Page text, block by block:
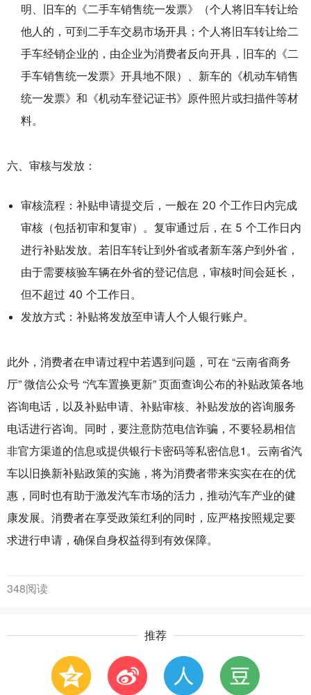
明、旧车的《二手车销售统一发票》（个人将旧车转让给
他人的，可到二手车交易市场开具；个人将旧车转让给二
手车经销企业的，由企业为消费者反向开具，旧车的《二
手车销售统一发票》开具地不限）、新车的《机动车销售
统一发票》和《机动车登记证书》原件照片或扫描件等材
料。
六、审核与发放：
审核流程：补贴申请提交后，一般在 20 个工作日内完成
审核（包括初审和复审）。复审通过后，在 5 个工作日内
进行补贴发放。若旧车转让到外省或者新车落户到外省，
由于需要核验车辆在外省的登记信息，审核时间会延长，
但不超过 40 个工作日。
发放方式：补贴将发放至申请人个人银行账户。
此外，消费者在申请过程中若遇到问题，可在 “云南省商务
厅” 微信公众号 “汽车置换更新” 页面查询公布的补贴政策各地
咨询电话，以及补贴申请、补贴审核、补贴发放的咨询服务
电话进行咨询。同时，要注意防范电信诈骗，不要轻易相信
非官方渠道的信息或提供银行卡密码等私密信息1。云南省汽
车以旧换新补贴政策的实施，将为消费者带来实实在在的优
惠，同时也有助于激发汽车市场的活力，推动汽车产业的健
康发展。消费者在享受政策红利的同时，应严格按照规定要
求进行申请，确保自身权益得到有效保障。
348阅读
推荐